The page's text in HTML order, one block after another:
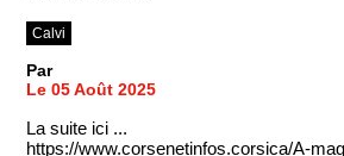
Calvi
Par
Le 05 Août 2025
La suite ici ...
https://www.corsenetinfos.corsica/A-